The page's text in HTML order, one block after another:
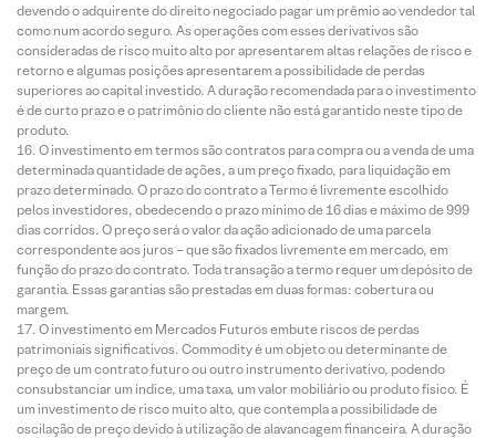
devendo o adquirente do direito negociado pagar um prêmio ao vendedor tal
como num acordo seguro. As operações com esses derivativos são
consideradas de risco muito alto por apresentarem altas relações de risco e
retorno e algumas posições apresentarem a possibilidade de perdas
superiores ao capital investido. A duração recomendada para o investimento
é de curto prazo e o patrimônio do cliente não está garantido neste tipo de
produto.
O investimento em termos são contratos para compra ou a venda de uma
determinada quantidade de ações, a um preço fixado, para liquidação em
prazo determinado. O prazo do contrato a Termo é livremente escolhido
pelos investidores, obedecendo o prazo mínimo de 16 dias e máximo de 999
dias corridos. O preço será o valor da ação adicionado de uma parcela
correspondente aos juros – que são fixados livremente em mercado, em
função do prazo do contrato. Toda transação a termo requer um depósito de
garantia. Essas garantias são prestadas em duas formas: cobertura ou
margem.
O investimento em Mercados Futuros embute riscos de perdas
patrimoniais significativos. Commodity é um objeto ou determinante de
preço de um contrato futuro ou outro instrumento derivativo, podendo
consubstanciar um índice, uma taxa, um valor mobiliário ou produto físico. É
um investimento de risco muito alto, que contempla a possibilidade de
oscilação de preço devido à utilização de alavancagem financeira. A duração